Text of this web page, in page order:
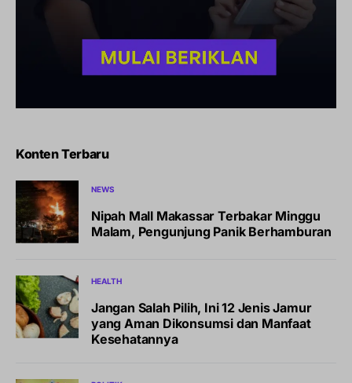
Konten Terbaru
NEWS
Nipah Mall Makassar Terbakar Minggu
Malam, Pengunjung Panik Berhamburan
HEALTH
Jangan Salah Pilih, Ini 12 Jenis Jamur
yang Aman Dikonsumsi dan Manfaat
Kesehatannya